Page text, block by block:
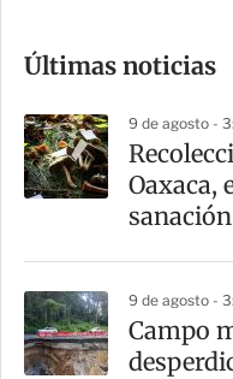
m
a
r
t
Últimas noticias
9 de agosto -
Oaxaca,
9 de agosto -
Campo